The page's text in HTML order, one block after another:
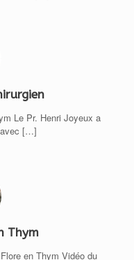
Le Pr. Henri Joyeux a
avec […]
Thym
en Thym Vidéo du